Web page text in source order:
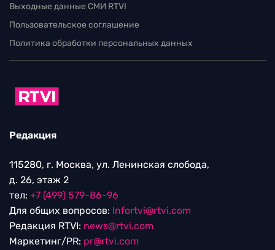
Выходные данные СМИ RTVI
Пользовательское соглашение
Политика обработки персональных данных
Редакция
115280, г. Москва, ул. Ленинская слобода,
д. 26, этаж 2
тел: +7 (499) 579-86-96
Для общих вопросов: Infortvi@rtvi.com
Редакция RTVI: news@rtvi.com
Маркетинг/PR: pr@rtvi.com